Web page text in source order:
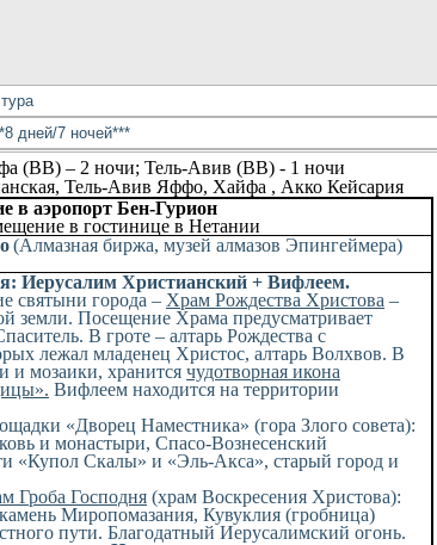
дней/7 ночей***
(BВ) – 2 ночи; Тель-Авив (BB) - 1 ночи
Тель-Авив Яффо, Хайфа , Акко Кейсария
в аэропорт Бен-Гурион
в гостинице в Нетании
(Алмазная биржа, музей алмазов Эпингеймера)
Иерусалим Христианский + Вифлеем.
святыни города – Храм Рождества Христова –
земли. Посещение Храма предусматривает
В гроте – алтарь Рождества с
лежал младенец Христос, алтарь Волхвов. В
и мозаики, хранитсячудотворная икона
Вифлеем находится на территории
«Дворец Наместника» (гора Злого совета):
и монастыри, Спасо-Вознесенский
«Купол Скалы» и «Эль-Акса», старый город и
Гроба Господня (храм Воскресения Христова):
Миропомазания, Кувуклия (гробница)
пути. Благодатный Иерусалимский огонь.